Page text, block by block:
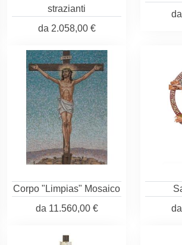
strazianti
da 2.058,00 €
da
Corpo "Limpias" Mosaico
da 11.560,00 €
da